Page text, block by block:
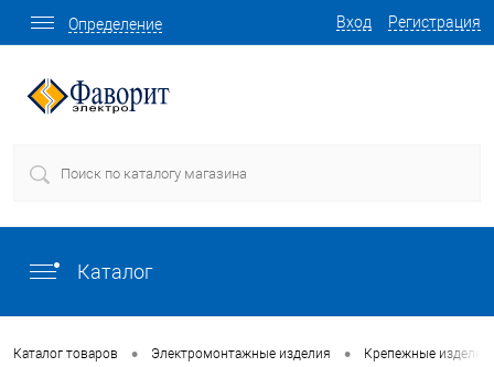
Вход Регистрация
Определение
Каталог
Каталог товаров • Электромонтажные изделия • Крепежные изделия